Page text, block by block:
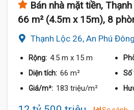
Bán nhà mặt tiền,
66 m² (4.5m x 15m), 8
Thạnh Lộc 26, An Phú
Rộng: 4.5 m x 15 m
Diện tích: 66 m² Số
Giá/m²: 183 triệu/m²